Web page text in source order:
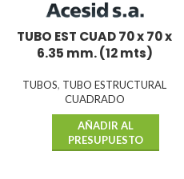
TUBO EST CUAD 70 x 70 x
6.35 mm. (12 mts)
TUBOS, TUBO ESTRUCTURAL
CUADRADO
AÑADIR AL
PRESUPUESTO